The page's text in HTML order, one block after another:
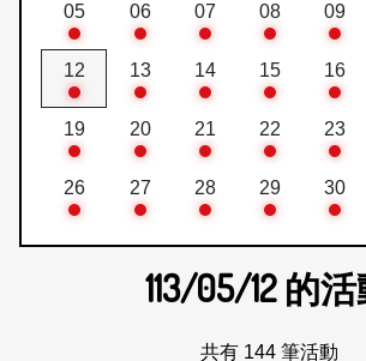
05 06 07 08 09
12 13 14 15 16
19 20 21 22 23
26 27 28 29 30
113/05/12 的活
共有 144 筆活動